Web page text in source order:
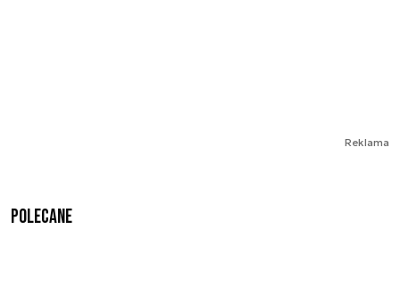
Reklama
Polecane